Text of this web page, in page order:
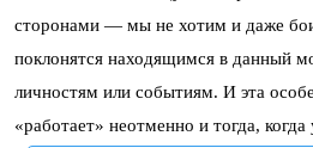
сторонами — мы не хотим и даже
поклонятся находящимся в данный
личностям или событиям. И эта
«работает» неотменно и тогда, когда